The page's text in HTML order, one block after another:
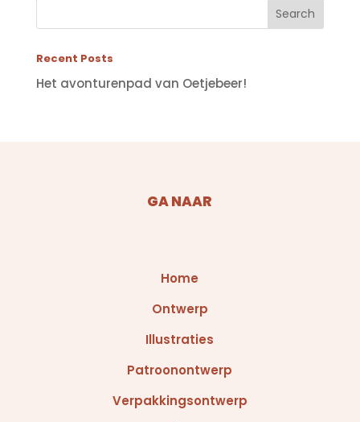
Recent Posts
Het avonturenpad van Oetjebeer!
GA NAAR
Home
Ontwerp
Illustraties
Patroonontwerp
Verpakkingsontwerp